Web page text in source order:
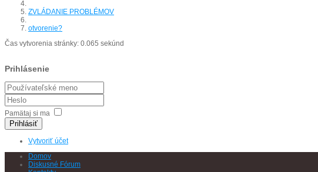
ZVLÁDANIE PROBLÉMOV
otvorenie?
Čas vytvorenia stránky: 0.065 sekúnd
Prihlásenie
Pamätaj si ma
Prihlásiť
Vytvoriť účet
Domov
Diskusné Fórum